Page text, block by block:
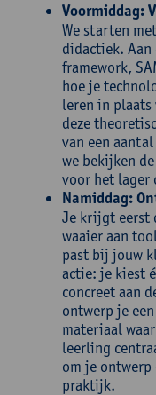
Voormiddag:
We starten
didactiek.
framework,
hoe je
leren in
deze
van een
we bekijken
voor het lager
Namiddag:
Je krijgt eerst
waaier aan
past bij jouw
actie: je kiest
concreet aan
ontwerp je
materiaal
leerling
om je
praktijk.